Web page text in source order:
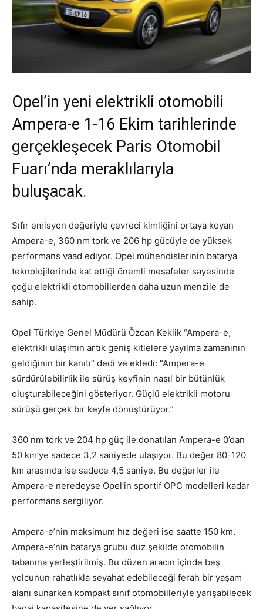
Opel’in yeni elektrikli otomobili
Ampera-e 1-16 Ekim tarihlerinde
gerçekleşecek Paris Otomobil
Fuarı’nda meraklılarıyla
buluşacak.
Sıfır emisyon değeriyle çevreci kimliğini ortaya koyan
Ampera-e, 360 nm tork ve 206 hp gücüyle de yüksek
performans vaad ediyor. Opel mühendislerinin batarya
teknolojilerinde kat ettiği önemli mesafeler sayesinde
çoğu elektrikli otomobillerden daha uzun menzile de
sahip.
Opel Türkiye Genel Müdürü Özcan Keklik “Ampera-e,
elektrikli ulaşımın artık geniş kitlelere yayılma zamanının
geldiğinin bir kanıtı” dedi ve ekledi: “Ampera-e
sürdürülebilirlik ile sürüş keyfinin nasıl bir bütünlük
oluşturabileceğini gösteriyor. Güçlü elektrikli motoru
sürüşü gerçek bir keyfe dönüştürüyor.”
360 nm tork ve 204 hp güç ile donatılan Ampera-e 0’dan
50 km’ye sadece 3,2 saniyede ulaşıyor. Bu değer 80-120
km arasında ise sadece 4,5 saniye. Bu değerler ile
Ampera-e neredeyse Opel’in sportif OPC modelleri kadar
performans sergiliyor.
Ampera-e’nin maksimum hız değeri ise saatte 150 km.
Ampera-e’nin batarya grubu düz şekilde otomobilin
tabanına yerleştirilmiş. Bu düzen aracın içinde beş
yolcunun rahatlıkla seyahat edebileceği ferah bir yaşam
alanı sunarken kompakt sınıf otomobilleriyle yarışabilecek